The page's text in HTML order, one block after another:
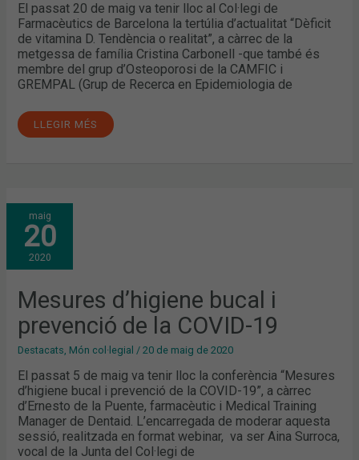
El passat 20 de maig va tenir lloc al Col·legi de
Farmacèutics de Barcelona la tertúlia d’actualitat “Dèficit
de vitamina D. Tendència o realitat”, a càrrec de la
metgessa de família Cristina Carbonell -que també és
membre del grup d’Osteoporosi de la CAMFIC i
GREMPAL (Grup de Recerca en Epidemiologia de
LLEGIR MÉS
maig
20
2020
Mesures d’higiene bucal i
prevenció de la COVID-19
Destacats, Món col·legial /20 de maig de 2020
El passat 5 de maig va tenir lloc la conferència “Mesures
d’higiene bucal i prevenció de la COVID-19”, a càrrec
d’Ernesto de la Puente, farmacèutic i Medical Training
Manager de Dentaid. L’encarregada de moderar aquesta
sessió, realitzada en format webinar, va ser Aina Surroca,
vocal de la Junta del Col·legi de
MESURES
D’HIGIENE
BUCAL
I
PREVENCIÓ
DE
LA
19